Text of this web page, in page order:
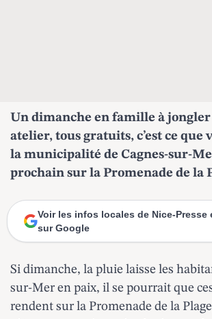
Un dimanche en famille à jongler
atelier, tous gratuits, c’est ce que
la municipalité de Cagnes-sur-
prochain sur la Promenade de la
Voir les infos locales de Nice-Presse
sur Google
Si dimanche, la pluie laisse les
sur-Mer en paix, il se pourrait que
rendent sur la Promenade de la